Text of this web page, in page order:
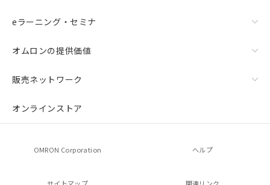
eラーニング・セミナ
オムロンの提供価値
販売ネットワーク
オンラインストア
OMRON Corporation ヘルプ
サイトマップ 関連リンク